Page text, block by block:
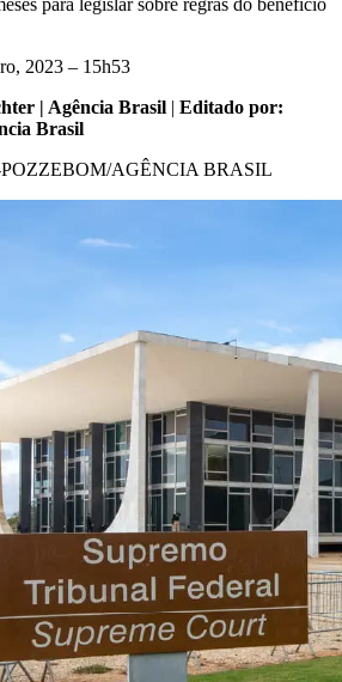
2023 – 15h53
| Agência Brasil | Editado por:
Brasil
AGÊNCIA BRASIL